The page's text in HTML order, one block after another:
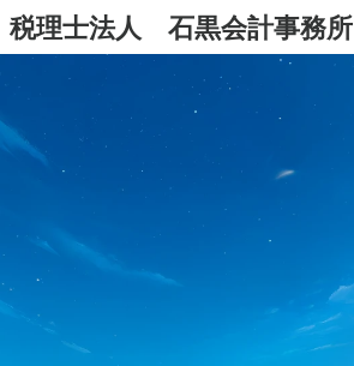
税理士法人 石黒会計事務所